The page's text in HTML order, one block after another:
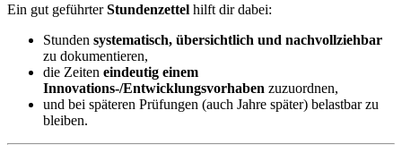
Ein gut geführterStundenzettel hilft dir dabei:
Stunden systematisch, übersichtlich und nachvollziehbar
zu dokumentieren,
die Zeiten eindeutig einem
Innovations-/Entwicklungsvorhaben zuzuordnen,
und bei späteren Prüfungen (auch Jahre später) belastbar zu
bleiben.